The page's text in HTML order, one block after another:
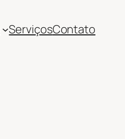
ServiçosContato